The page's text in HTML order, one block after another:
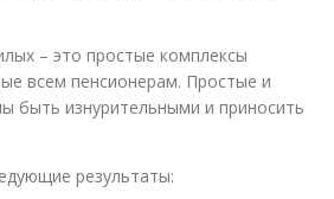
– это простые комплексы
всем пенсионерам. Простые и
быть изнурительными и приносить
результаты: